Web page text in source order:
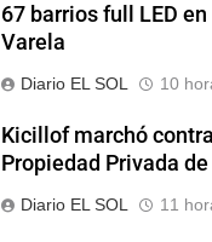
67 barrios full LED
Varela
Diario EL SOL 10
Kicillof marchó
Propiedad Privada
Diario EL SOL 11